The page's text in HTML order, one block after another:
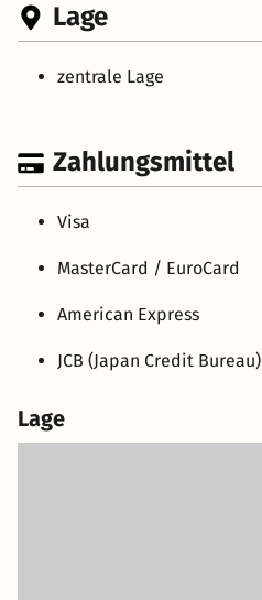
Lage
zentrale Lage
Zahlungsmittel
Visa
MasterCard / EuroCard
American Express
JCB (Japan Credit Bureau)
Lage